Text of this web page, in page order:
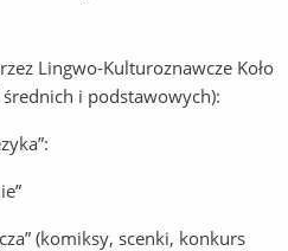
Lingwo-Kulturoznawcze Koło
i podstawowych):
(komiksy, scenki, konkurs